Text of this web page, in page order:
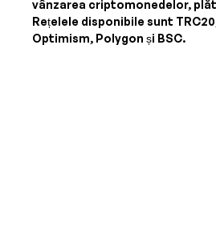
vânzarea criptomonedelor,
Rețelele disponibile sunt
Optimism, Polygon și BSC.